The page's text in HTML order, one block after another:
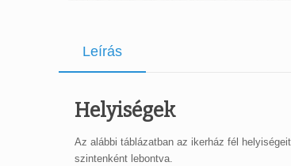
Leírás
Helyiségek
Az alábbi táblázatban az ikerház fél
szintenként lebontva.